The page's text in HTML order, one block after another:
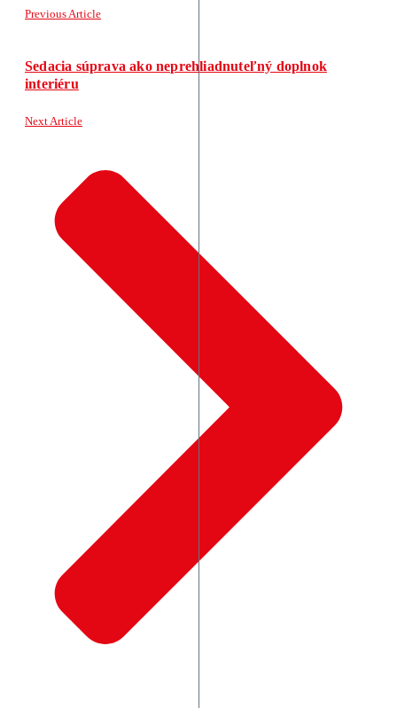
Previous Article
Sedacia súprava ako neprehliadnuteľný doplnok
interiéru
Next Article